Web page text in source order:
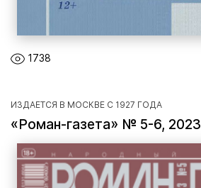
1738
ИЗДАЕТСЯ В МОСКВЕ С 1927 ГОДА
«Роман-газета» № 5-6, 2023